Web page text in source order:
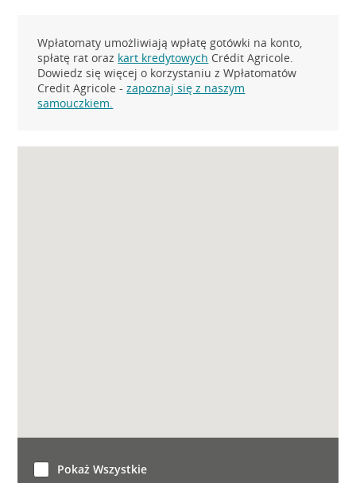
Wpłatomaty umożliwiają wpłatę gotówki na konto,
spłatę rat oraz kart kredytowych Crédit Agricole.
Dowiedz się więcej o korzystaniu z Wpłatomatów
Credit Agricole -zapoznaj się z naszym
samouczkiem.
Pokaż Wszystkie